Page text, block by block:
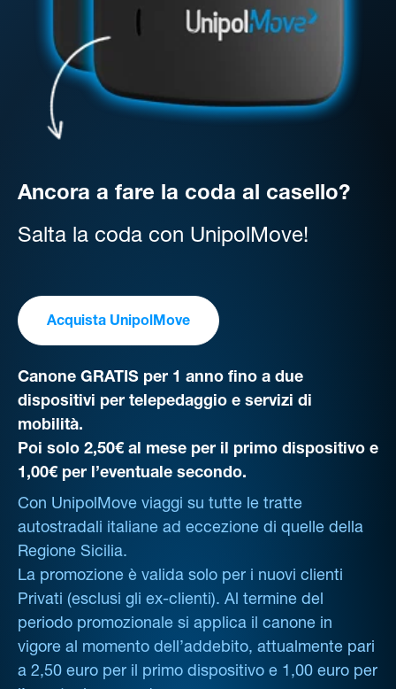
Ancora a fare la coda al casello?
Salta la coda con UnipolMove!
Acquista UnipolMove
Canone GRATIS per 1 anno fino a due
dispositivi per telepedaggio e servizi di
mobilità.
Poi solo 2,50€ al mese per il primo dispositivo e
1,00€ per l’eventuale secondo.
Con UnipolMove viaggi su tutte le tratte
autostradali italiane ad eccezione di quelle della
Regione Sicilia.
La promozione è valida solo per i nuovi clienti
Privati (esclusi gli ex-clienti). Al termine del
periodo promozionale si applica il canone in
vigore al momento dell’addebito, attualmente pari
a 2,50 euro per il primo dispositivo e 1,00 euro per